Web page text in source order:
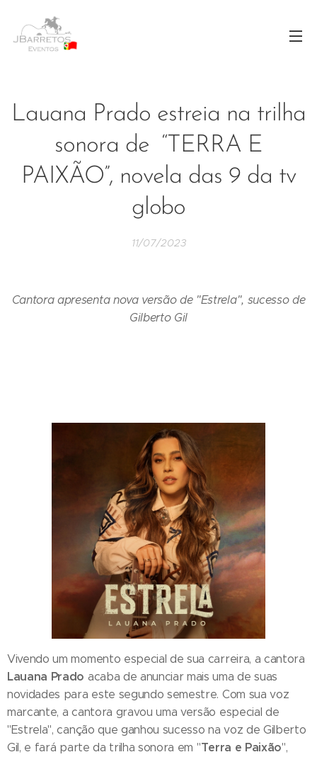
Lauana Prado estreia na trilha
sonora de “TERRA E
PAIXÃO”, novela das 9 da tv
globo
11/07/2023
Cantora apresenta nova versão de "Estrela", sucesso de
Gilberto Gil
Vivendo um momento especial de sua carreira, a cantora
Lauana Prado acaba de anunciar mais uma de suas
novidades para este segundo semestre. Com sua voz
marcante, a cantora gravou uma versão especial de
"Estrela", canção que ganhou sucesso na voz de Gilberto
Gil, e fará parte da trilha sonora em "Terra e Paixão",